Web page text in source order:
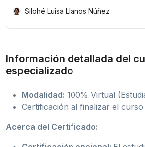
Silohé Luisa Llanos Núñez
Información detallada del
especializado
Modalidad: 100% Virtual
Certificación al finalizar el curso
Acerca del Certificado: